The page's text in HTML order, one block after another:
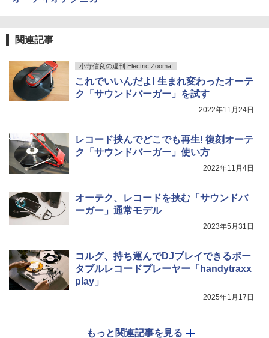
関連記事
小寺信良の週刊 Electric Zooma!
これでいいんだよ! 生まれ変わったオーテ
ク「サウンドバーガー」を試す
2022年11月24日
レコード挟んでどこでも再生! 復刻オーテ
ク「サウンドバーガー」使い方
2022年11月4日
オーテク、レコードを挟む「サウンドバ
ーガー」通常モデル
2023年5月31日
コルグ、持ち運んでDJプレイできるポー
タブルレコードプレーヤー「handytraxx
play」
2025年1月17日
もっと関連記事を見る